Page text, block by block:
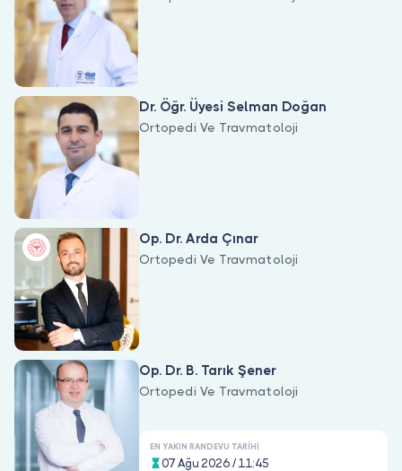
Dr. Öğr. Üyesi Selman Doğan
Ortopedi Ve Travmatoloji
Op. Dr. Arda Çınar
Ortopedi Ve Travmatoloji
Op. Dr. B. Tarık Şener
Ortopedi Ve Travmatoloji
EN YAKIN RANDEVU TARIHI
07 Ağu 2026 / 11:45